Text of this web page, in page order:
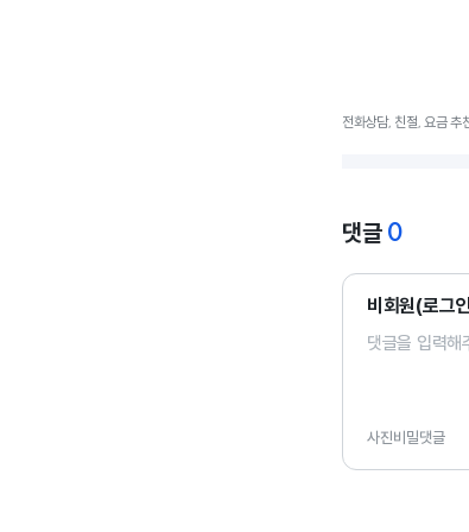
전화상담, 친절, 요금 추
댓글 0
비회원(로그
사진비밀댓글